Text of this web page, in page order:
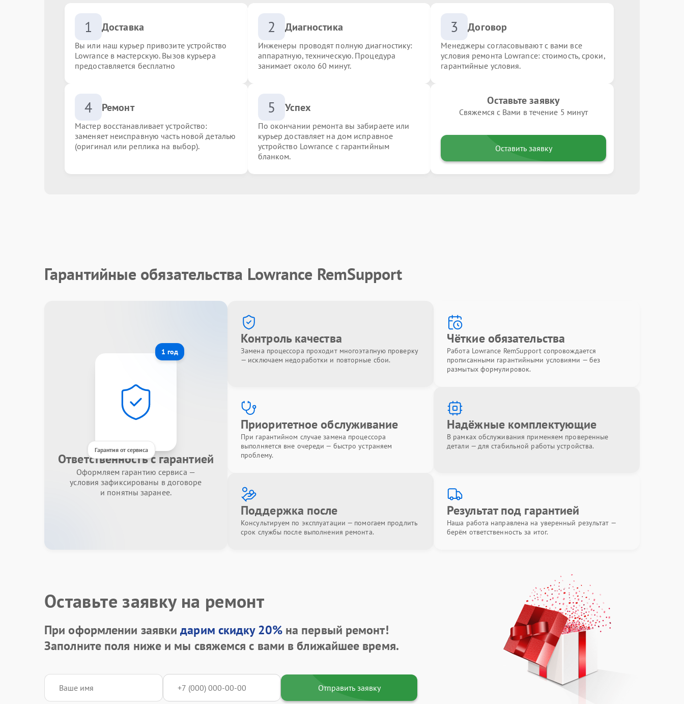
1 Доставка
Вы или наш курьер привозите устройство
Lowrance в мастерскую. Вызов курьера
предоставляется бесплатно
2 Диагностика
Инженеры проводят полную диагностику:
аппаратную, техническую. Процедура
занимает около 60 минут.
3 Договор
Менеджеры согласовывают с вами все
условия ремонта Lowrance: стоимость, сроки,
гарантийные условия.
4 Ремонт
Мастер восстанавливает устройство:
заменяет неисправную часть новой деталью
(оригинал или реплика на выбор).
5 Успех
По окончании ремонта вы забираете или
курьер доставляет на дом исправное
устройство Lowrance с гарантийным
бланком.
Оставьте заявку
Свяжемся с Вами в течение 5 минут
Оставить заявку
Гарантийные обязательства Lowrance RemSupport
1 год
Гарантия от сервиса
Ответственность с гарантией
Оформляем гарантию сервиса —
условия зафиксированы в договоре
и понятны заранее.
Контроль качества
Замена процессора проходит многоэтапную проверку
— исключаем недоработки и повторные сбои.
Чёткие обязательства
Работа Lowrance RemSupport сопровождается
прописанными гарантийными условиями — без
размытых формулировок.
Приоритетное обслуживание
При гарантийном случае замена процессора
выполняется вне очереди — быстро устраняем
проблему.
Надёжные комплектующие
В рамках обслуживания применяем проверенные
детали — для стабильной работы устройства.
Поддержка после
Консультируем по эксплуатации — помогаем продлить
срок службы после выполнения ремонта.
Результат под гарантией
Наша работа направлена на уверенный результат —
берём ответственность за итог.
Оставьте заявку на ремонт
При оформлении заявкидарим скидку 20%на первый ремонт!
Заполните поля ниже и мы свяжемся с вами в ближайшее время.
Отправить заявку